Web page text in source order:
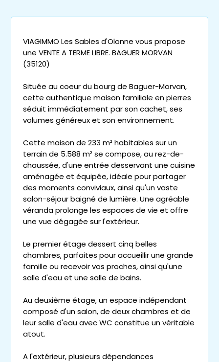
VIAGIMMO Les Sables d'Olonne vous propose
une VENTE A TERME LIBRE. BAGUER MORVAN
(35120)
Située au coeur du bourg de Baguer-Morvan,
cette authentique maison familiale en pierres
séduit immédiatement par son cachet, ses
volumes généreux et son environnement.
Cette maison de 233 m² habitables sur un
terrain de 5.588 m² se compose, au rez-de-
chaussée, d'une entrée desservant une cuisine
aménagée et équipée, idéale pour partager
des moments conviviaux, ainsi qu'un vaste
salon-séjour baigné de lumière. Une agréable
véranda prolonge les espaces de vie et offre
une vue dégagée sur l'extérieur.
Le premier étage dessert cinq belles
chambres, parfaites pour accueillir une grande
famille ou recevoir vos proches, ainsi qu'une
salle d'eau et une salle de bains.
Au deuxième étage, un espace indépendant
composé d'un salon, de deux chambres et de
leur salle d'eau avec WC constitue un véritable
atout.
A l'extérieur, plusieurs dépendances